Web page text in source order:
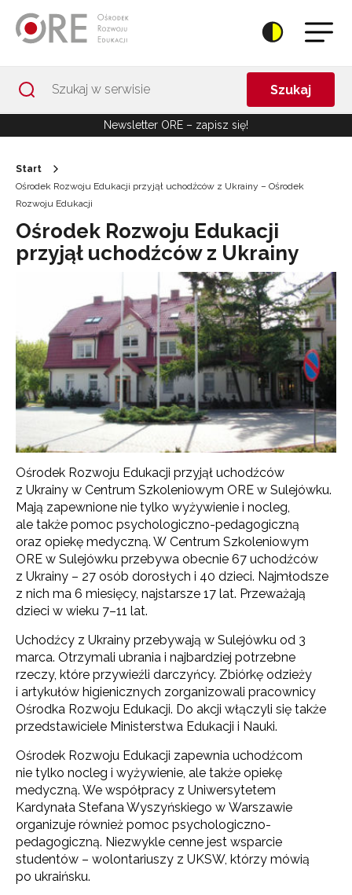
Szukaj
Newsletter ORE – zapisz się!
Start
Ośrodek Rozwoju Edukacji przyjął uchodźców z Ukrainy – Ośrodek
Rozwoju Edukacji
Ośrodek Rozwoju Edukacji
przyjął uchodźców z Ukrainy
Ośrodek Rozwoju Edukacji przyjął uchodźców
z Ukrainy w Centrum Szkoleniowym ORE w Sulejówku.
Mają zapewnione nie tylko wyżywienie i nocleg,
ale także pomoc psychologiczno-pedagogiczną
oraz opiekę medyczną. W Centrum Szkoleniowym
ORE w Sulejówku przebywa obecnie 67 uchodźców
z Ukrainy – 27 osób dorosłych i 40 dzieci. Najmłodsze
z nich ma 6 miesięcy, najstarsze 17 lat. Przeważają
dzieci w wieku 7–11 lat.
Uchodźcy z Ukrainy przebywają w Sulejówku od 3
marca. Otrzymali ubrania i najbardziej potrzebne
rzeczy, które przywieźli darczyńcy. Zbiórkę odzieży
i artykułów higienicznych zorganizowali pracownicy
Ośrodka Rozwoju Edukacji. Do akcji włączyli się także
przedstawiciele Ministerstwa Edukacji i Nauki.
Ośrodek Rozwoju Edukacji zapewnia uchodźcom
nie tylko nocleg i wyżywienie, ale także opiekę
medyczną. We współpracy z Uniwersytetem
Kardynała Stefana Wyszyńskiego w Warszawie
organizuje również pomoc psychologiczno-
pedagogiczną. Niezwykle cenne jest wsparcie
studentów – wolontariuszy z UKSW, którzy mówią
po ukraińsku.